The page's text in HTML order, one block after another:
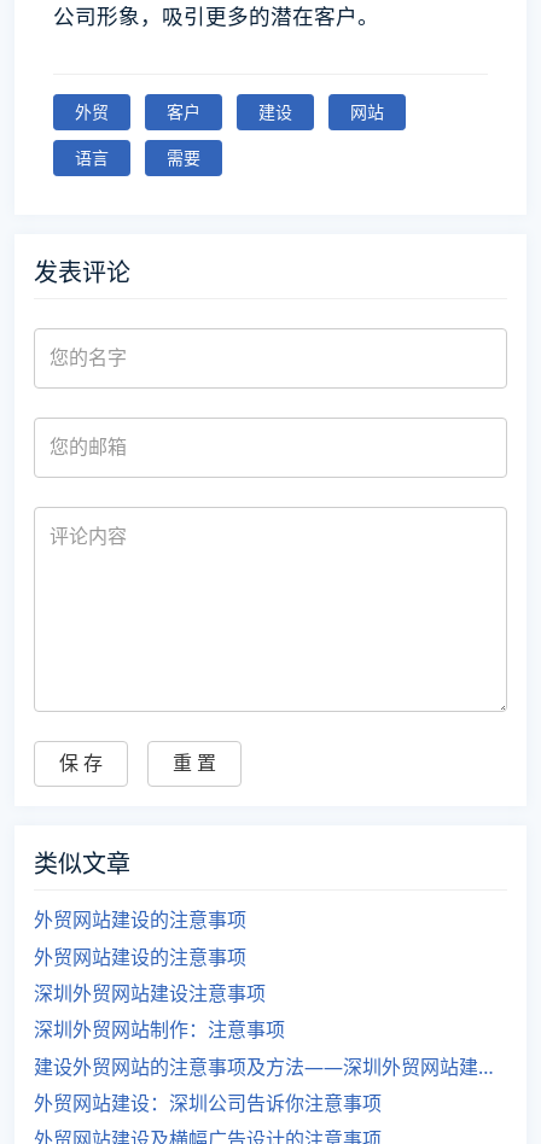
公司形象，吸引更多的潜在客户。
外贸 客户 建设
网站
语言
需要
发表评论
类似文章
外贸网站建设的注意事项
外贸网站建设的注意事项
深圳外贸网站建设注意事项
深圳外贸网站制作：注意事项
建设外贸网站的注意事项及方法——深圳外贸网站建设公司
外贸网站建设：深圳公司告诉你注意事项